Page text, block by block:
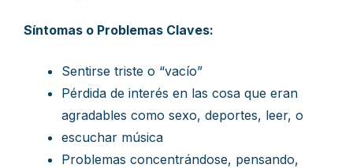
Síntomas o Problemas Claves:
Sentirse triste o “vacío”
Pérdida de interés en las cosa que eran
agradables como sexo, deportes, leer, o
escuchar música
Problemas concentrándose, pensando,